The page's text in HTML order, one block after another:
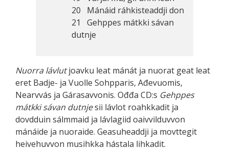
20 Mánáid ráhkisteaddji don
21 Gehppes mátkki sávan
dutnje
Nuorra lávlutjoavku leat mánát ja nuorat geat leat
eret Badje- ja Vuolle Sohpparis, Ađevuomis,
Nearvvás ja Gárasavvonis. Ođđa CD:s Gehppes
mátkki sávan dutnjesii lávlot roahkkadit ja
dovdduin sálmmaid ja lávlagiid oaivvilduvvon
mánáide ja nuoraide. Geasuheaddji ja movttegit
heivehuvvon musihkka hástala lihkadit.